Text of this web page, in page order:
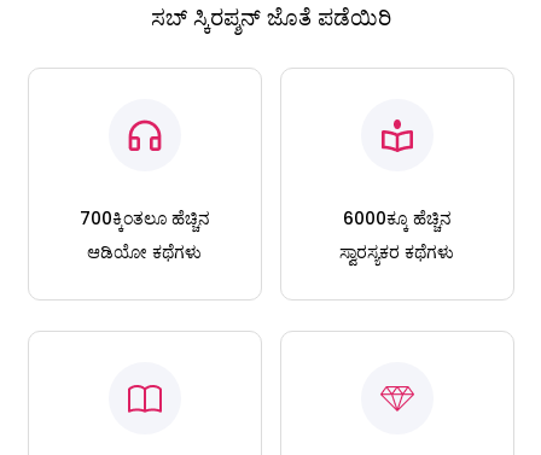
ಸಬ್ ಸ್ಕಿರಪ್ಶನ್ ಜೊತೆ ಪಡೆಯಿರಿ
700ಕ್ಕಿಂತಲೂ ಹೆಚ್ಚಿನ
ಆಡಿಯೋ ಕಥೆಗಳು
6000ಕ್ಕೂ ಹೆಚ್ಚಿನ
ಸ್ವಾರಸ್ಯಕರ ಕಥೆಗಳು